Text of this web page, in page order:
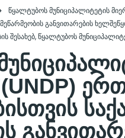
წყალტუბოს მუნიციპალიტეტის
განვითარების
წყალტუბოს